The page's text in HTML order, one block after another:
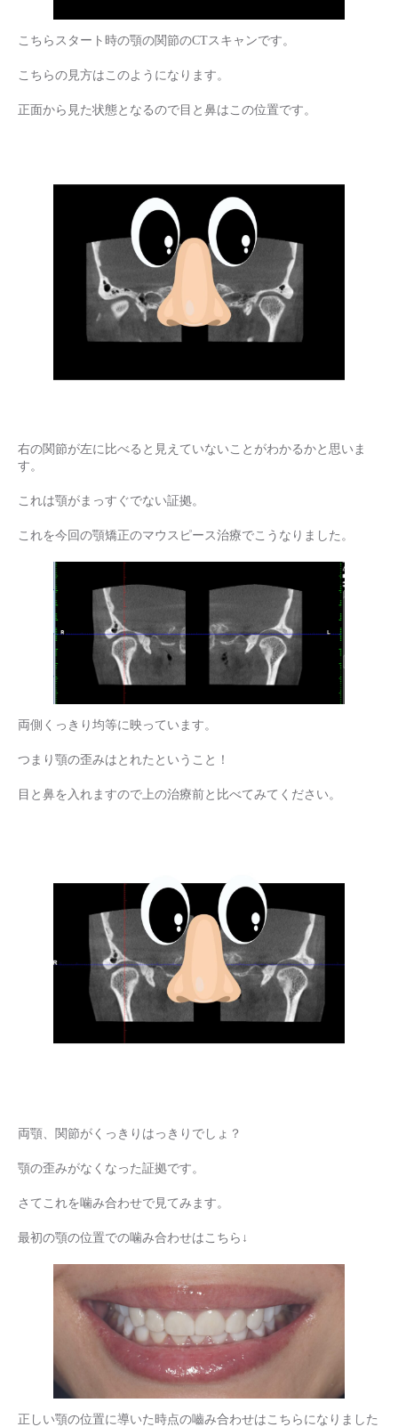
こちらスタート時の顎の関節のCTスキャンです。
こちらの見方はこのようになります。
正面から見た状態となるので目と鼻はこの位置です。
右の関節が左に比べると見えていないことがわかるかと思いま
す。
これは顎がまっすぐでない証拠。
これを今回の顎矯正のマウスピース治療でこうなりました。
両側くっきり均等に映っています。
つまり顎の歪みはとれたということ！
目と鼻を入れますので上の治療前と比べてみてください。
両顎、関節がくっきりはっきりでしょ？
顎の歪みがなくなった証拠です。
さてこれを噛み合わせで見てみます。
最初の顎の位置での噛み合わせはこちら↓
正しい顎の位置に導いた時点の嚙み合わせはこちらになりました